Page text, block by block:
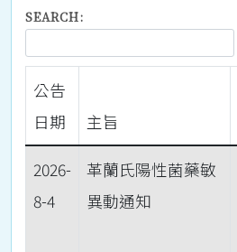
SEARCH:
公告
日期
主旨
2026-
8-4
革蘭氏陽性菌藥敏
異動通知